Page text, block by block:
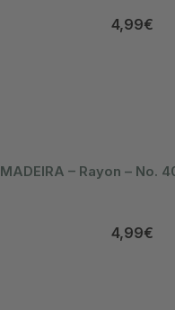
4,99€
MADEIRA – Rayon – No.
4,99€